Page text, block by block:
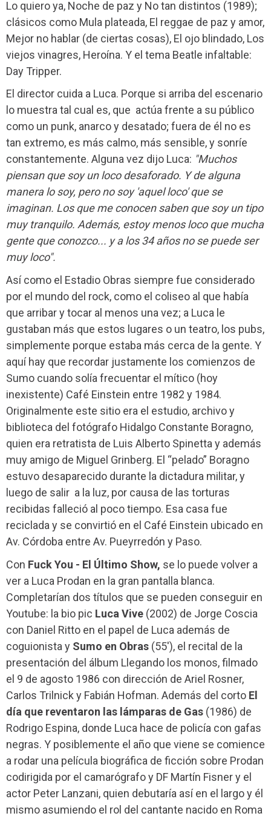
Lo quiero ya, Noche de paz y No tan distintos (1989);
clásicos como Mula plateada, El reggae de paz y amor,
Mejor no hablar (de ciertas cosas), El ojo blindado, Los
viejos vinagres, Heroína. Y el tema Beatle infaltable:
Day Tripper.
El director cuida a Luca. Porque si arriba del escenario
lo muestra tal cual es, que actúa frente a su público
como un punk, anarco y desatado; fuera de él no es
tan extremo, es más calmo, más sensible, y sonríe
constantemente. Alguna vez dijo Luca: "Muchos
piensan que soy un loco desaforado. Y de alguna
manera lo soy, pero no soy 'aquel loco' que se
imaginan. Los que me conocen saben que soy un tipo
muy tranquilo. Además, estoy menos loco que mucha
gente que conozco... y a los 34 años no se puede ser
muy loco".
Así como el Estadio Obras siempre fue considerado
por el mundo del rock, como el coliseo al que había
que arribar y tocar al menos una vez; a Luca le
gustaban más que estos lugares o un teatro, los pubs,
simplemente porque estaba más cerca de la gente. Y
aquí hay que recordar justamente los comienzos de
Sumo cuando solía frecuentar el mítico (hoy
inexistente) Café Einstein entre 1982 y 1984.
Originalmente este sitio era el estudio, archivo y
biblioteca del fotógrafo Hidalgo Constante Boragno,
quien era retratista de Luis Alberto Spinetta y además
muy amigo de Miguel Grinberg. El “pelado” Boragno
estuvo desaparecido durante la dictadura militar, y
luego de salir a la luz, por causa de las torturas
recibidas falleció al poco tiempo. Esa casa fue
reciclada y se convirtió en el Café Einstein ubicado en
Av. Córdoba entre Av. Pueyrredón y Paso.
Con Fuck You - El Último Show, se lo puede volver a
ver a Luca Prodan en la gran pantalla blanca.
Completarían dos títulos que se pueden conseguir en
Youtube: la bio pic Luca Vive (2002) de Jorge Coscia
con Daniel Ritto en el papel de Luca además de
coguionista y Sumo en Obras (55'), el recital de la
presentación del álbum Llegando los monos, filmado
el 9 de agosto 1986 con dirección de Ariel Rosner,
Carlos Trilnick y Fabián Hofman. Además del corto El
día que reventaron las lámparas de Gas (1986) de
Rodrigo Espina, donde Luca hace de policía con gafas
negras. Y posiblemente el año que viene se comience
a rodar una película biográfica de ficción sobre Prodan
codirigida por el camarógrafo y DF Martín Fisner y el
actor Peter Lanzani, quien debutaría así en el largo y él
mismo asumiendo el rol del cantante nacido en Roma